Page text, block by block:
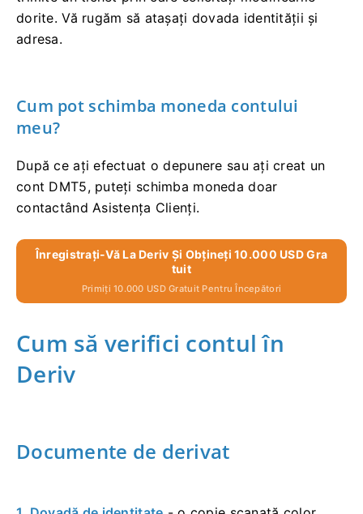
dorite. Vă rugăm să atașați dovada identității și
adresa.
Cum pot schimba moneda contului
meu?
După ce ați efectuat o depunere sau ați creat un
cont DMT5, puteți schimba moneda doar
contactând Asistența Clienți.
Înregistrați-Vă La Deriv Și Obțineți 10.000 USD Gra
Tuit
Primiți 10.000 USD Gratuit Pentru Începători
Cum să verifici contul în
Deriv
Documente de derivat